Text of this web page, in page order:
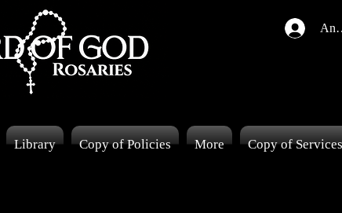
Library Copy of Policies More Copy of Services